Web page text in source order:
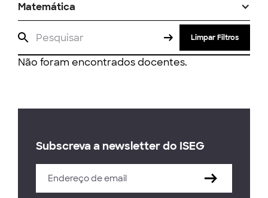
Matemática
Limpar Filtros
Não foram encontrados docentes.
Subscreva a newsletter do ISEG